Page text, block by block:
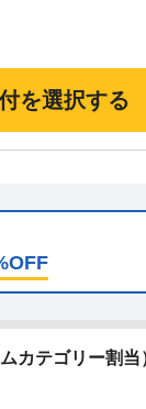
を選択する
カテゴリー割当